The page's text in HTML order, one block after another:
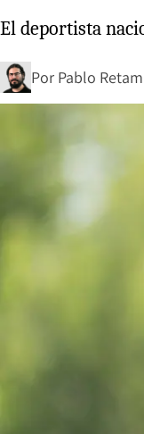
El deportista
Por Pablo